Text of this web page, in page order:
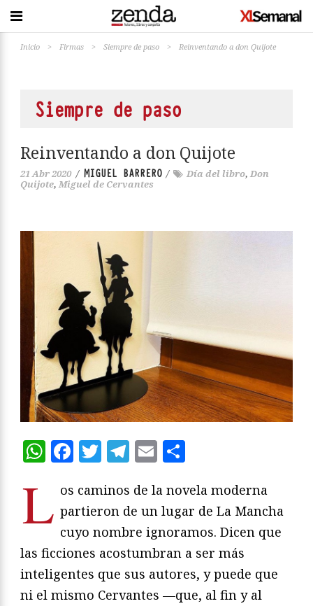
Inicio > Firmas > Siempre de paso > Reinventando a don Quijote
Siempre de paso
Reinventando a don Quijote
21 Abr 2020 / MIGUEL BARRERO / Día del libro, Don
Quijote, Miguel de Cervantes
WhatsApp
Facebook
Twitter
Telegram
Email
L os caminos de la novela moderna
partieron de un lugar de La Mancha
cuyo nombre ignoramos. Dicen que
las ficciones acostumbran a ser más
inteligentes que sus autores, y puede que
ni el mismo Cervantes —que, al fin y al